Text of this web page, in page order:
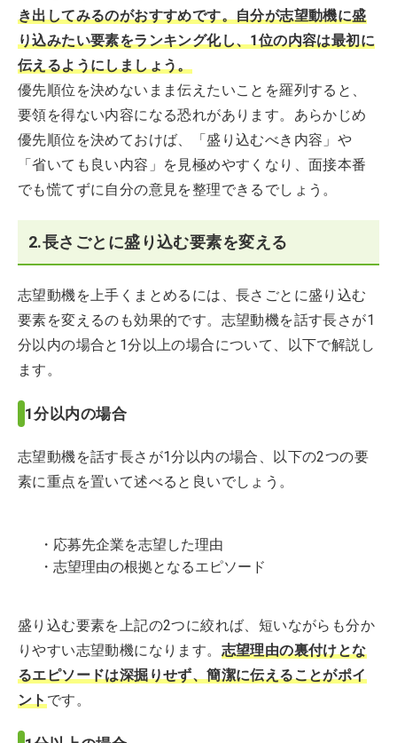
き出してみるのがおすすめです。自分が志望動機に盛
り込みたい要素をランキング化し、1位の内容は最初に
伝えるようにしましょう。
優先順位を決めないまま伝えたいことを羅列すると、
要領を得ない内容になる恐れがあります。あらかじめ
優先順位を決めておけば、「盛り込むべき内容」や
「省いても良い内容」を見極めやすくなり、面接本番
でも慌てずに自分の意見を整理できるでしょう。
2.長さごとに盛り込む要素を変える
志望動機を上手くまとめるには、長さごとに盛り込む
要素を変えるのも効果的です。志望動機を話す長さが1
分以内の場合と1分以上の場合について、以下で解説し
ます。
1分以内の場合
志望動機を話す長さが1分以内の場合、以下の2つの要
素に重点を置いて述べると良いでしょう。
・応募先企業を志望した理由
・志望理由の根拠となるエピソード
盛り込む要素を上記の2つに絞れば、短いながらも分か
りやすい志望動機になります。 志望理由の裏付けとな
るエピソードは深掘りせず、簡潔に伝えることがポイ
ントです。